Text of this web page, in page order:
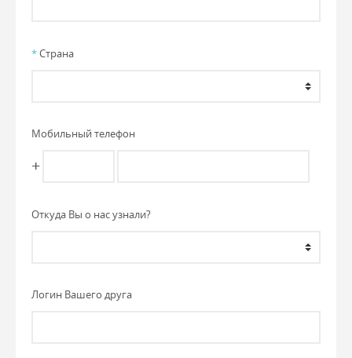
*Страна
Мобильный телефон
+
Откуда Вы о нас узнали?
Логин Вашего друга